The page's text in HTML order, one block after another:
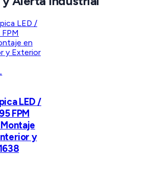
LED /
FPM
y